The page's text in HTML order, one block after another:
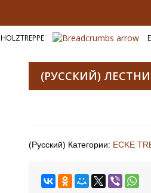
HOLZTREPPE
(РУССКИЙ)
(Русский) Категории: ECKE